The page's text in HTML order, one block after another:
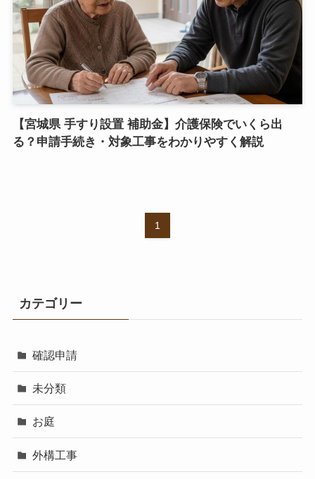
【宮城県 手すり設置 補助金】介護保険でいくら出
る？申請手続き・対象工事をわかりやすく解説
1
カテゴリー
確認申請
未分類
お庭
外構工事